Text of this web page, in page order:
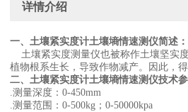
详情介绍
一、 土壤紧实度计土壤墒情速测仪简述：
土壤紧实度测量仪也被称作土壤坚实
植物根系生长，导致作物减产。因此，
二、 土壤紧实度计土壤墒情速测仪技术参
.测量深度：0-450mm
.测量范围：0-500kg；0-50000kpa